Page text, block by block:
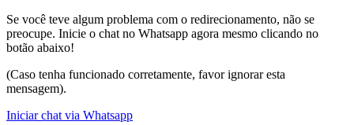
Se você teve algum problema com o redirecionamento, não se
preocupe. Inicie o chat no Whatsapp agora mesmo clicando no
botão abaixo!
(Caso tenha funcionado corretamente, favor ignorar esta
mensagem).
Iniciar chat via Whatsapp